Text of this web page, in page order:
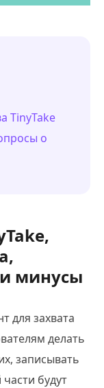
TinyTake
о
минусы
для захвата
делать
записывать
будут